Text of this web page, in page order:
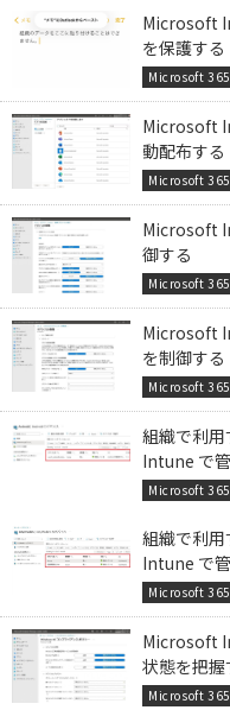
Microsoft
を保護する
Microsoft 365
Microsoft
動配布する
Microsoft 365
Microsoft
御する
Microsoft 365
Microsoft
を制御する
Microsoft 365
組織で利
Intune で
Microsoft 365
組織で利
Intune で
Microsoft 365
Microsoft
状態を把握
Microsoft 365